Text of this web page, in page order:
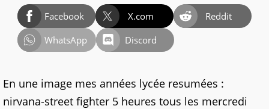
Facebook X.com
Reddit
WhatsApp
Discord
En une image mes années lycée resumées :
nirvana-street fighter 5 heures tous les mercredi